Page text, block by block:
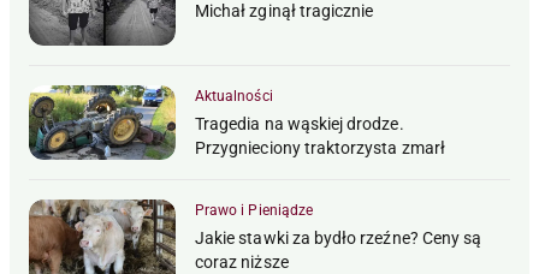
Michał zginął tragicznie
Aktualności
Tragedia na wąskiej drodze.
Przygnieciony traktorzysta zmarł
Prawo i Pieniądze
Jakie stawki za bydło rzeźne? Ceny są
coraz niższe